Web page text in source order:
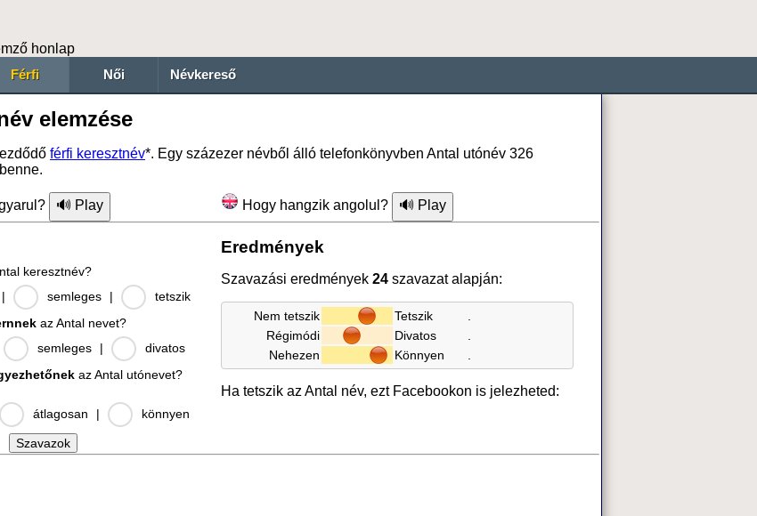
honlap
Férfi Női Névkereső
elemzése
férfi keresztnév*. Egy százezer névből álló telefonkönyvben Antal utónév 326
Hogy hangzik angolul?
keresztnév?
| semleges |
tetszik
az Antal nevet?
semleges |
divatos
az Antal utónevet?
átlagosan | könnyen
Eredmények
Szavazási eredmények 24 szavazat alapján:
Nem tetszik Tetszik
Régimódi
Divatos
Nehezen
Könnyen
Ha tetszik az Antal név, ezt Facebookon is jelezheted: